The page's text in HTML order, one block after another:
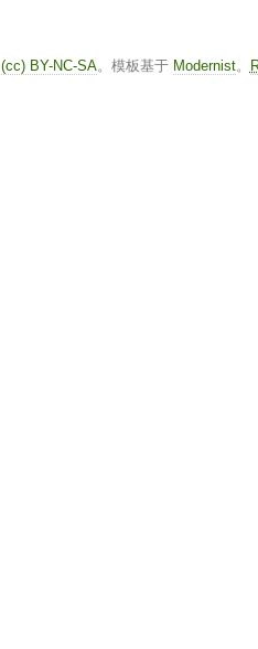
(cc) BY-NC-SA。模板基于 Modernist。